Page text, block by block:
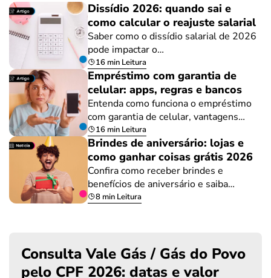
Dissídio 2026: quando sai e
como calcular o reajuste salarial
Saber como o dissídio salarial de 2026
pode impactar o…
16 min Leitura
Empréstimo com garantia de
celular: apps, regras e bancos
Entenda como funciona o empréstimo
com garantia de celular, vantagens…
16 min Leitura
Brindes de aniversário: lojas e
como ganhar coisas grátis 2026
Confira como receber brindes e
benefícios de aniversário e saiba…
8 min Leitura
Consulta Vale Gás / Gás do Povo
pelo CPF 2026: datas e valor